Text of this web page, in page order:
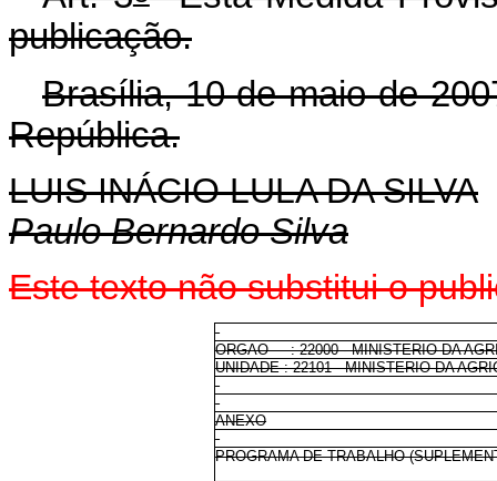
publicação.
Brasília, 10 de maio de
República.
LUIS INÁCIO LULA DA SILVA
Paulo Bernardo Silva
Este texto não substitui o
ORGAO : 22000 - MINISTERIO DA
UNIDADE : 22101 - MINISTERIO DA
ANEXO
PROGRAMA DE TRABALHO